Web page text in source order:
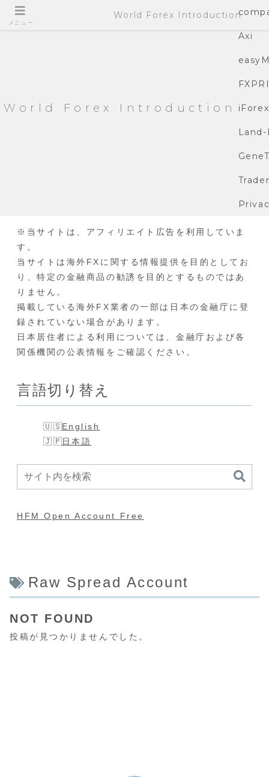
World Forex Introduction
Axi
iForex
Land-
※当サイトは、アフィリエイト広告を利用していま
す。
当サイトは海外FXに関する情報提供を目的としてお
り、特定の金融商品の勧誘を目的とするものではあ
りません。
掲載している海外FX業者の一部は日本の金融庁に登
録されていない場合があります。
日本居住者による利用については、金融庁および各
関係機関の公表情報をご確認ください。
言語切り替え
English
日本語
HFM Open Account Free
Raw Spread Account
NOT FOUND
投稿が見つかりませんでした。
メニュー
World Forex Introduction